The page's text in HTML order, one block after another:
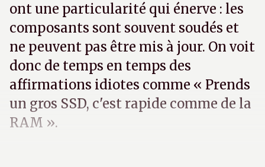
ont une particularité qui énerve : les
composants sont souvent soudés et
ne peuvent pas être mis à jour. On voit
donc de temps en temps des
affirmations idiotes comme « Prends
un gros SSD, c'est rapide comme de la
RAM ».